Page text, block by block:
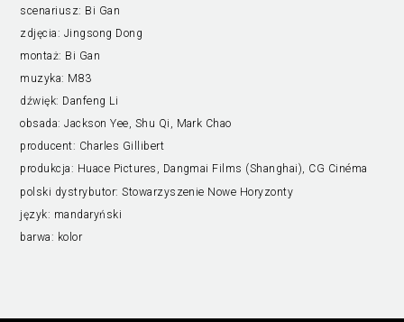
scenariusz: Bi Gan
zdjęcia: Jingsong Dong
montaż: Bi Gan
muzyka: M83
dźwięk: Danfeng Li
obsada:Jackson Yee, Shu Qi, Mark Chao
producent: Charles Gillibert
produkcja: Huace Pictures, Dangmai Films (Shanghai), CG Cinéma
polski dystrybutor:Stowarzyszenie Nowe Horyzonty
język: mandaryński
barwa: kolor